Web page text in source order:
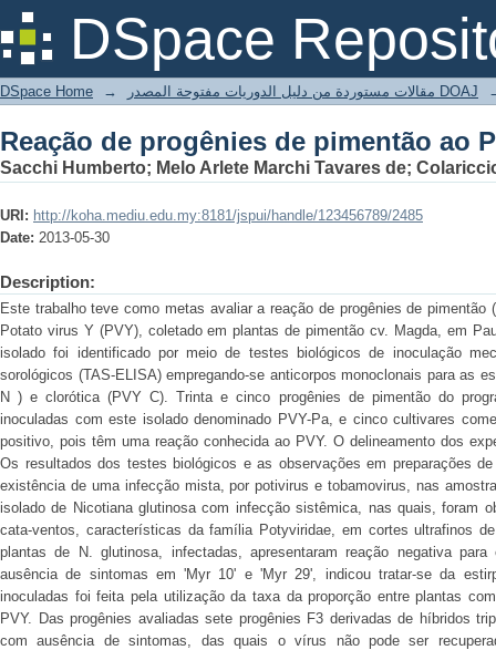
DSpace
Reação de progênies de pimentão ao
DSpace Home → مقالات مستوردة من دليل الدوريات مفتوحة المصدر DOAJ
Reação de progênies de pimentão ao
Sacchi Humberto; Melo Arlete Marchi Tavares de;
URI: http://koha.mediu.edu.my:8181/jspui/handle/123456789/2485
Date: 2013-05-30
Description:
Este trabalho teve como metas avaliar a reação de progênies de pimentão
Potato virus Y (PVY), coletado em plantas de pimentão cv. Magda, em
isolado foi identificado por meio de testes biológicos de inoculação
sorológicos (TAS-ELISA) empregando-se anticorpos monoclonais para as
N ) e clorótica (PVY C). Trinta e cinco progênies de pimentão do
inoculadas com este isolado denominado PVY-Pa, e cinco cultivares
positivo, pois têm uma reação conhecida ao PVY. O delineamento dos
Os resultados dos testes biológicos e as observações em preparações
existência de uma infecção mista, por potivirus e tobamovirus, nas
isolado de Nicotiana glutinosa com infecção sistêmica, nas quais, foram
cata-ventos, características da família Potyviridae, em cortes ultrafinos
plantas de N. glutinosa, infectadas, apresentaram reação negativa
ausência de sintomas em 'Myr 10' e 'Myr 29', indicou tratar-se da
inoculadas foi feita pela utilização da taxa da proporção entre plantas
PVY. Das progênies avaliadas sete progênies F3 derivadas de híbridos
com ausência de sintomas, das quais o vírus não pode ser